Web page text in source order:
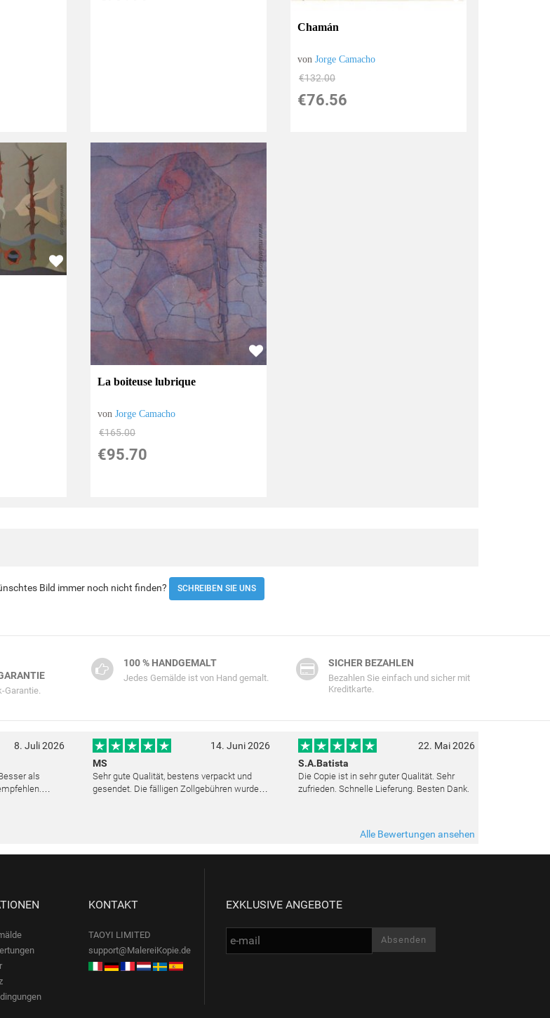
Chamán
vonJorge Camacho
€132.00
€76.56
La boiteuse lubrique
vonJorge Camacho
€165.00
€95.70
Bild immer noch nicht finden? SCHREIBEN SIE UNS
Garantie.
100 % HANDGEMALT
Jedes Gemälde ist von Hand gemalt.
SICHER BEZAHLEN
Bezahlen Sie einfach und sicher mit
Kreditkarte.
8. Juli 2026
als
14. Juni 2026
MS
Sehr gute Qualität, bestens verpackt und
gesendet. Die fälligen Zollgebühren wurden
22. Mai 2026
S.A.Batista
Die Copie ist in sehr guter Qualität. Sehr
zufrieden. Schnelle Lieferung. Besten Dank.
Alle Bewertungen ansehen
KONTAKT
TAOYI LIMITED
support@MalereiKopie.de
EXKLUSIVE ANGEBOTE